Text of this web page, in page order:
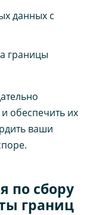
данных с
границы
обеспечить их
ваши
по сбору
границ